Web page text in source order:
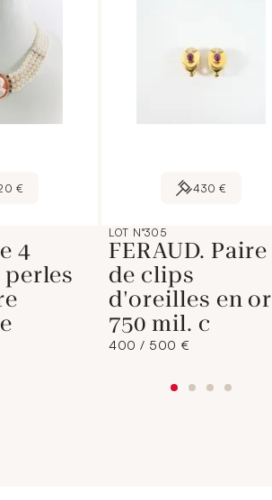
€
4
perles
430 €
LOT N°305
FERAUD. Paire
de clips
d'oreilles en or
750 mil. c
400 / 500 €